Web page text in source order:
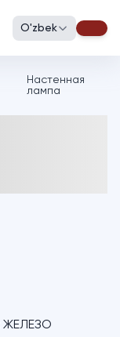
O'zbek
Настенная
лампа
ЖЕЛЕЗО